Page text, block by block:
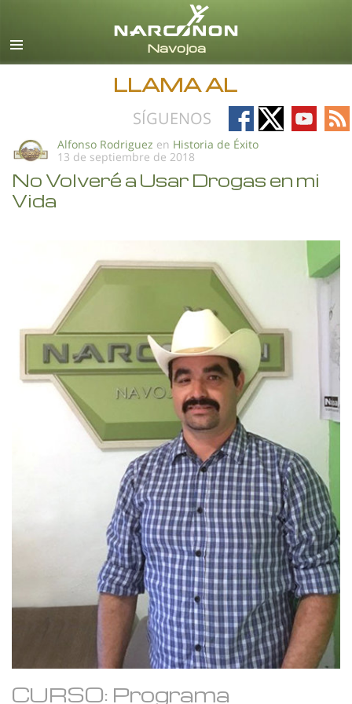
Español
Todas las Regiones/Idiomas
LLAMA AL
SÍGUENOS
Follow
on
Follow
on
Follow
on
on
Alfonso Rodriguez en Historia de Éxito
13 de septiembre de 2018
No Volveré a Usar Drogas en mi
Vida
CURSO: Programa